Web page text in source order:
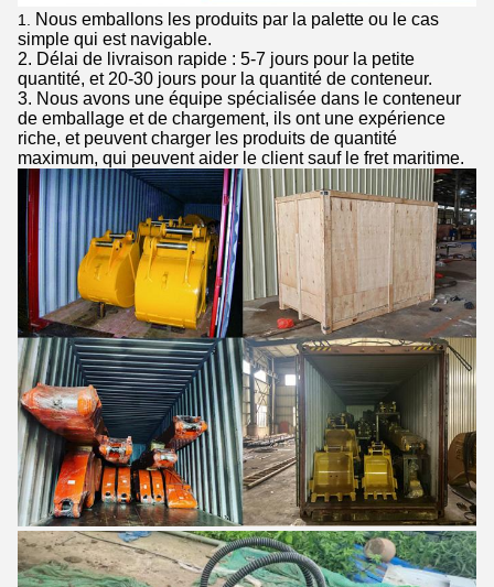
1.
Nous emballons les produits par la palette ou le cas
simple qui est navigable.
2. Délai de livraison rapide : 5-7 jours pour la petite
quantité, et 20-30 jours pour la quantité de conteneur.
3. Nous avons une équipe spécialisée dans le conteneur
de emballage et de chargement, ils ont une expérience
riche, et peuvent charger les produits de quantité
maximum, qui peuvent aider le client sauf le fret maritime.